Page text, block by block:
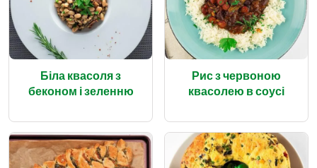
Біла квасоля з
беконом і зеленню
Рис з червоною
квасолею в соусі